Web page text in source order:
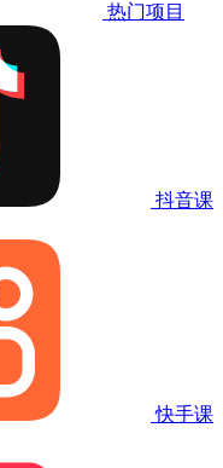
热门项目
抖音课
快手课